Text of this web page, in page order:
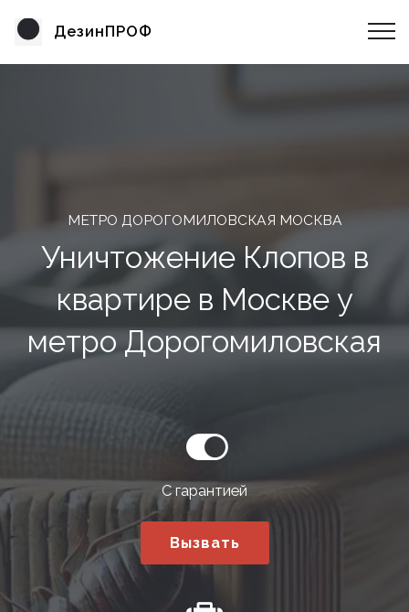
ДезинПРОФ
МЕТРО ДОРОГОМИЛОВСКАЯ МОСКВА
Уничтожение Клопов в
квартире в Москве у
метро Дорогомиловская
С гарантией
Вызвать